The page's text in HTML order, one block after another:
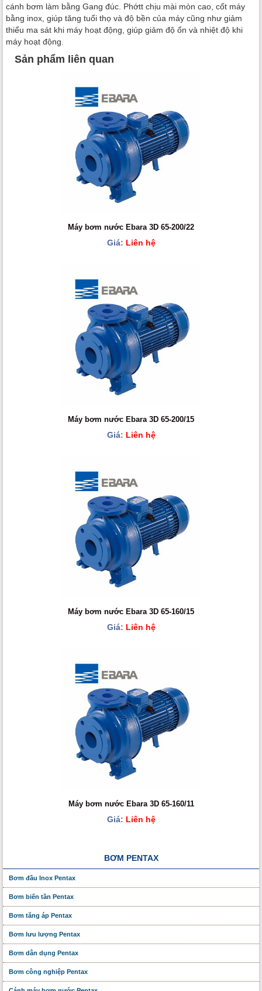
cánh bơm làm bằng Gang đúc. Phớtt chịu mài mòn cao, cốt máy
bằng inox, giúp tăng tuổi thọ và độ bền của máy cũng như giảm
thiểu ma sát khi máy hoạt động, giúp giảm độ ổn và nhiệt độ khi
máy hoạt động.
Sản phẩm liên quan
Máy bơm nước Ebara 3D 65-200/22
Giá: Liên hệ
Máy bơm nước Ebara 3D 65-200/15
Giá: Liên hệ
Máy bơm nước Ebara 3D 65-160/15
Giá: Liên hệ
Máy bơm nước Ebara 3D 65-160/11
Giá: Liên hệ
BƠM PENTAX
Bơm đầu Inox Pentax
Bơm biến tần Pentax
Bơm tăng áp Pentax
Bơm lưu lượng Pentax
Bơm dân dụng Pentax
Bơm công nghiệp Pentax